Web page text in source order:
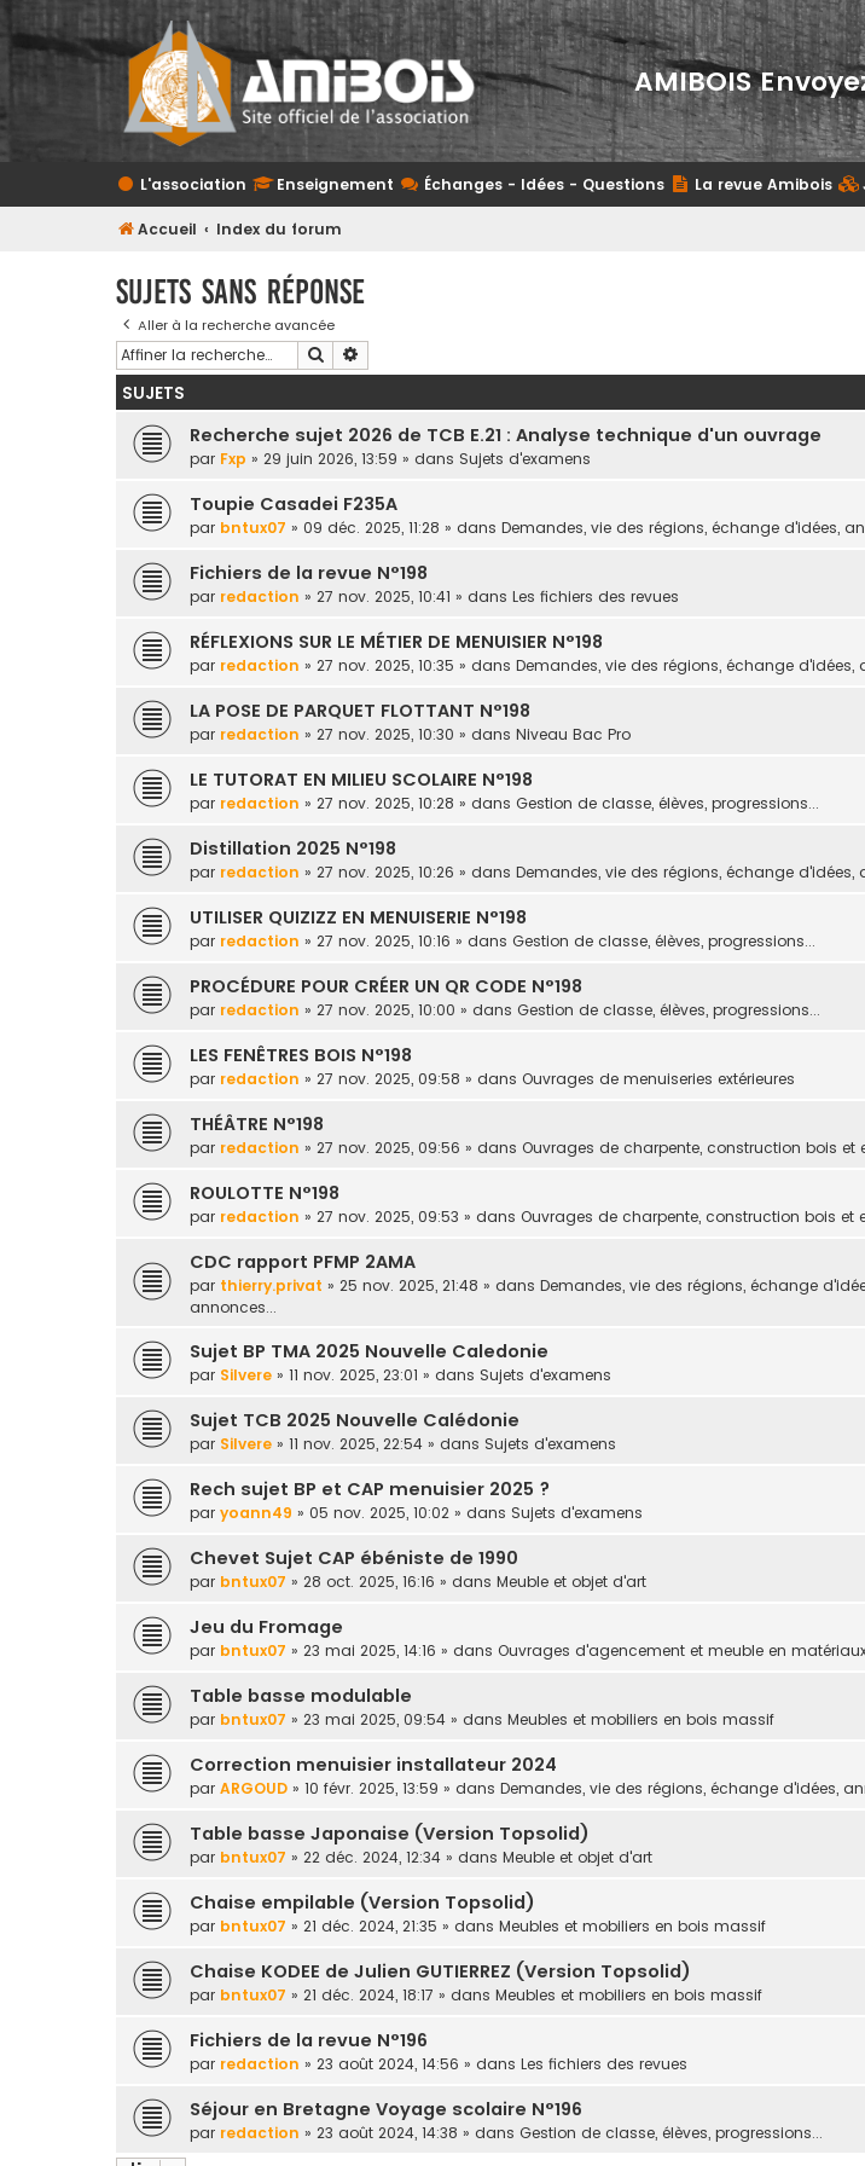
AMIBOIS
L'association Enseignement Échanges - Idées - Questions La revue Amibois
Accueil Index du forum
Sujets sans réponse
Aller à la recherche avancée
Rechercher
SUJETS
Recherche sujet 2026 de TCB E.21 : Analyse technique d'un ouvrage
par Fxp » 29 juin 2026, 13:59 » dans Sujets d'examens
Toupie Casadei F235A
par bntux07 » 09 déc. 2025, 11:28 » dans Demandes, vie des régions, échange d'idées,
Fichiers de la revue N°198
par redaction » 27 nov. 2025, 10:41 » dans Les fichiers des revues
RÉFLEXIONS SUR LE MÉTIER DE MENUISIER N°198
par redaction » 27 nov. 2025, 10:35 » dans Demandes, vie des régions, échange d'idées,
LA POSE DE PARQUET FLOTTANT N°198
par redaction » 27 nov. 2025, 10:30 » dans Niveau Bac Pro
LE TUTORAT EN MILIEU SCOLAIRE N°198
par redaction » 27 nov. 2025, 10:28 » dans Gestion de classe, élèves, progressions...
Distillation 2025 N°198
par redaction » 27 nov. 2025, 10:26 » dans Demandes, vie des régions, échange d'idées,
UTILISER QUIZIZZ EN MENUISERIE N°198
par redaction » 27 nov. 2025, 10:16 » dans Gestion de classe, élèves, progressions...
PROCÉDURE POUR CRÉER UN QR CODE N°198
par redaction » 27 nov. 2025, 10:00 » dans Gestion de classe, élèves, progressions...
LES FENÊTRES BOIS N°198
par redaction » 27 nov. 2025, 09:58 » dans Ouvrages de menuiseries extérieures
THÉÂTRE N°198
par redaction » 27 nov. 2025, 09:56 » dans Ouvrages de charpente, construction bois et
ROULOTTE N°198
par redaction » 27 nov. 2025, 09:53 » dans Ouvrages de charpente, construction bois et
CDC rapport PFMP 2AMA
par thierry.privat » 25 nov. 2025, 21:48 » dans Demandes, vie des régions, échange
annonces...
Sujet BP TMA 2025 Nouvelle Caledonie
par Silvere » 11 nov. 2025, 23:01 » dans Sujets d'examens
Sujet TCB 2025 Nouvelle Calédonie
par Silvere » 11 nov. 2025, 22:54 » dans Sujets d'examens
Rech sujet BP et CAP menuisier 2025 ?
par yoann49 » 05 nov. 2025, 10:02 » dans Sujets d'examens
Chevet Sujet CAP ébéniste de 1990
par bntux07 » 28 oct. 2025, 16:16 » dans Meuble et objet d'art
Jeu du Fromage
par bntux07 » 23 mai 2025, 14:16 » dans Ouvrages d'agencement et meuble en
Table basse modulable
par bntux07 » 23 mai 2025, 09:54 » dans Meubles et mobiliers en bois massif
Correction menuisier installateur 2024
par ARGOUD » 10 févr. 2025, 13:59 » dans Demandes, vie des régions, échange d'idées,
Table basse Japonaise (Version Topsolid)
par bntux07 » 22 déc. 2024, 12:34 » dans Meuble et objet d'art
Chaise empilable (Version Topsolid)
par bntux07 » 21 déc. 2024, 21:35 » dans Meubles et mobiliers en bois massif
Chaise KODEE de Julien GUTIERREZ (Version Topsolid)
par bntux07 » 21 déc. 2024, 18:17 » dans Meubles et mobiliers en bois massif
Fichiers de la revue N°196
par redaction » 23 août 2024, 14:56 » dans Les fichiers des revues
Séjour en Bretagne Voyage scolaire N°196
par redaction » 23 août 2024, 14:38 » dans Gestion de classe, élèves, progressions...